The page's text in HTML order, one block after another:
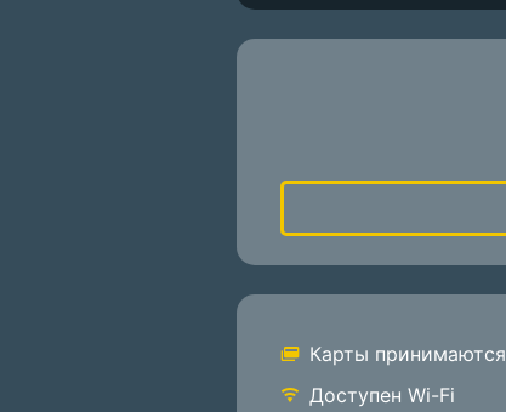
Карты принимаются
Доступен Wi-Fi